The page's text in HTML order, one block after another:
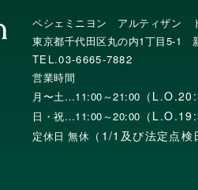
ペシェミニヨン アルティザン
東京都千代田区丸の内1丁目5-1
TEL.03-6665-7882
営業時間
月〜土…11:00～21:00 （
日・祝…11:00～20:00 （
定休日 無休 （1/1及び法定点検